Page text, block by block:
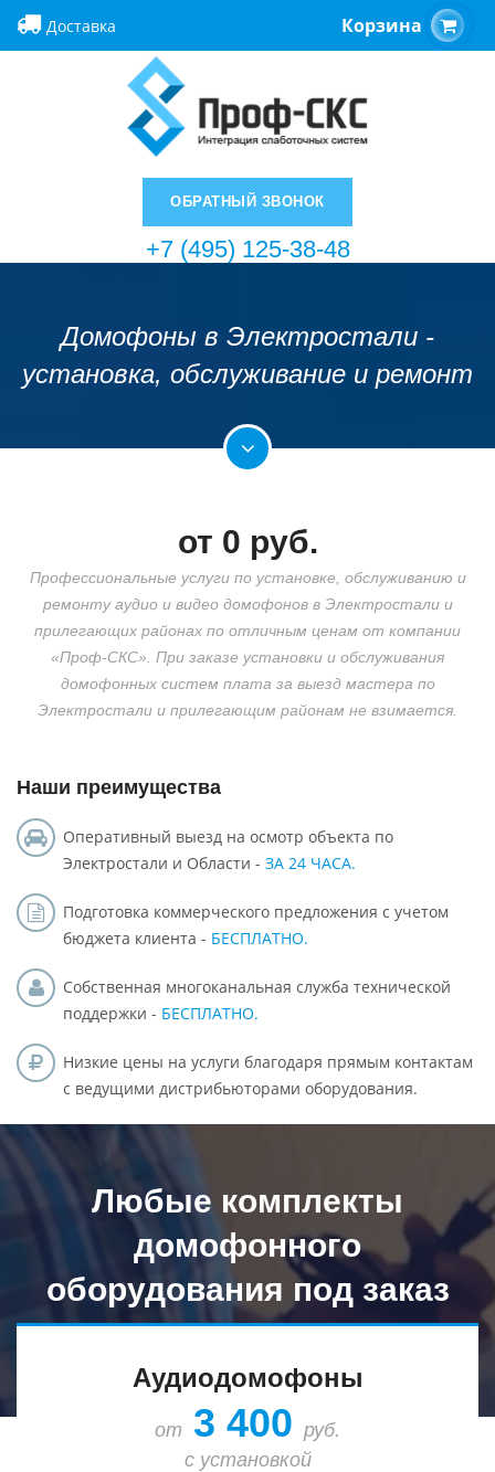
Доставка Корзина
ОБРАТНЫЙ ЗВОНОК
+7 (495) 125-38-48
Домофоны в Электростали -
установка, обслуживание и ремонт
от 0 руб.
Профессиональные услуги по установке, обслуживанию и
ремонту аудио и видео домофонов в Электросталии
прилегающих районах по отличным ценам от компании
«Проф-СКС». При заказе установки и обслуживания
домофонных систем плата за выезд мастера по
Электростали и прилегающим районам не взимается.
Наши преимущества
Оперативный выезд на осмотр объекта по
Электростали и Области - ЗА 24 ЧАСА.
Подготовка коммерческого предложения с учетом
бюджета клиента - БЕСПЛАТНО.
Собственная многоканальная служба технической
поддержки - БЕСПЛАТНО.
Низкие цены на услуги благодаря прямым контактам
с ведущими дистрибьюторами оборудования.
Любые комплекты
домофонного
оборудования под заказ
Аудиодомофоны
от 3 400 руб.
с установкой